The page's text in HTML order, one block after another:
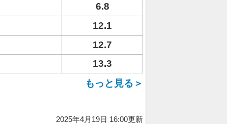
6.8
12.1
12.7
13.3
もっと見る＞
2025年4月19日 16:00更新